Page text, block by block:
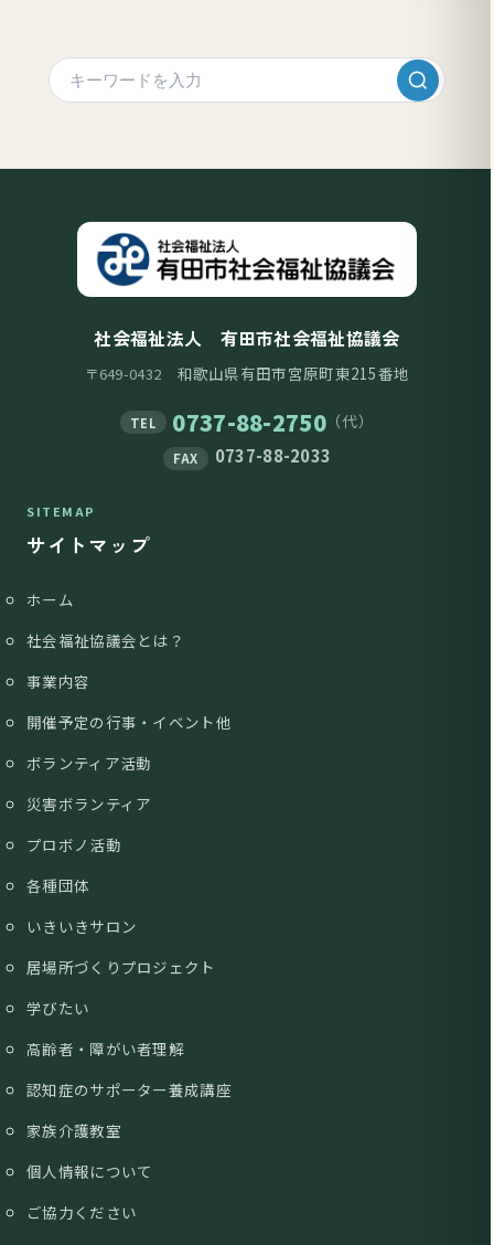
社会福祉法人 有田市社会福祉協議会
〒649-0432 和歌山県有田市宮原町東215番地
TEL 0737-88-2750（代）
FAX 0737-88-2033
SITEMAP
サイトマップ
ホーム
社会福祉協議会とは？
事業内容
開催予定の行事・イベント他
ボランティア活動
災害ボランティア
プロボノ活動
各種団体
いきいきサロン
居場所づくりプロジェクト
学びたい
高齢者・障がい者理解
認知症のサポーター養成講座
家族介護教室
個人情報について
ご協力ください